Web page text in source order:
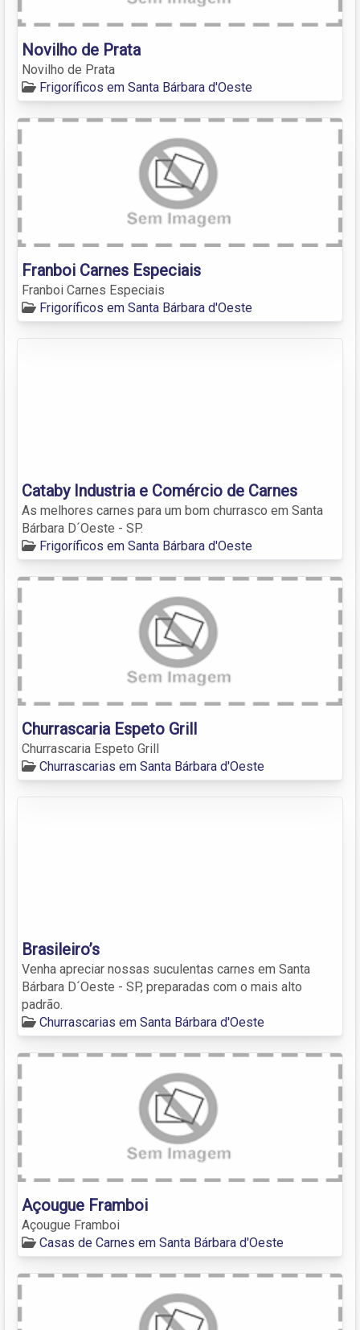
Novilho de Prata
Novilho de Prata
Frigoríficos em Santa Bárbara d'Oeste
Franboi Carnes Especiais
Franboi Carnes Especiais
Frigoríficos em Santa Bárbara d'Oeste
Cataby Industria e Comércio de Carnes
As melhores carnes para um bom churrasco em Santa
Bárbara D´Oeste - SP.
Frigoríficos em Santa Bárbara d'Oeste
Churrascaria Espeto Grill
Churrascaria Espeto Grill
Churrascarias em Santa Bárbara d'Oeste
Brasileiro’s
Venha apreciar nossas suculentas carnes em Santa
Bárbara D´Oeste - SP, preparadas com o mais alto
padrão.
Churrascarias em Santa Bárbara d'Oeste
Açougue Framboi
Açougue Framboi
Casas de Carnes em Santa Bárbara d'Oeste